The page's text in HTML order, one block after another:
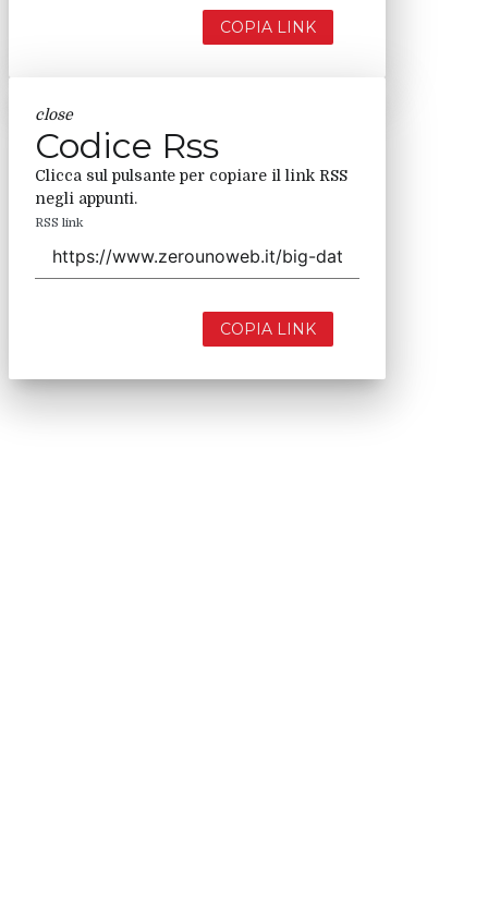
COPIA LINK
close
Codice Rss
Clicca sul pulsante per copiare il link RSS
negli appunti.
RSS link
COPIA LINK